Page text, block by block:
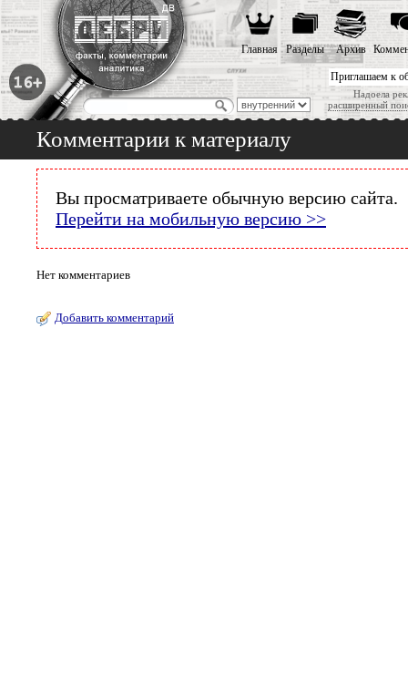
Приглашаем к
Надоела
расширенный
Главная Разделы Архив
Комментарии к материалу
Вы просматриваете обычную версию сайта.
Перейти на мобильную версию >>
Нет комментариев
Добавить комментарий